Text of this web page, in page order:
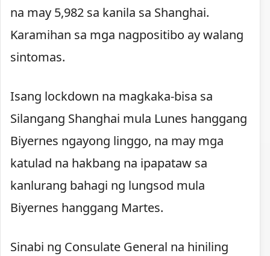
na may 5,982 sa kanila sa Shanghai.
Karamihan sa mga nagpositibo ay walang
sintomas.
Isang lockdown na magkaka-bisa sa
Silangang Shanghai mula Lunes hanggang
Biyernes ngayong linggo, na may mga
katulad na hakbang na ipapataw sa
kanlurang bahagi ng lungsod mula
Biyernes hanggang Martes.
Sinabi ng Consulate General na hiniling